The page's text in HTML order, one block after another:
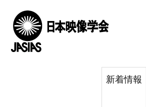
新着情報